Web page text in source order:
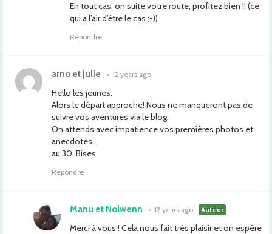
En tout cas, on suite votre route, profitez bien !! (ce
qui a l’air d’être le cas ;-))
Répondre
arno et julie • 12 years ago
Hello les jeunes.
Alors le départ approche! Nous ne manqueront pas de
suivre vos aventures via le blog.
On attends avec impatience vos premières photos et
anecdotes.
au 30. Bises
Répondre
Manu et Nolwenn • 12 years ago Auteur
Merci à vous ! Cela nous fait très plaisir et on espère